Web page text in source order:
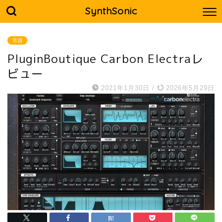
SynthSonic
音源
PluginBoutique Carbon Electraレ
ビュー
2021年1月30日 / 2026年5月29日